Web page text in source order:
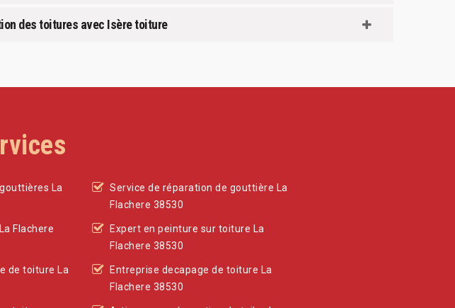
des toitures avec Isère toiture
La
Flachere
de toiture La
Service de réparation de gouttière La
Flachere 38530
Expert en peinture sur toiture La
Flachere 38530
Entreprise decapage de toiture La
Flachere 38530